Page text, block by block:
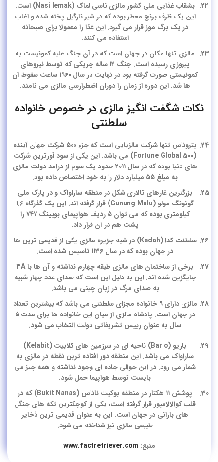
بشقاب غذایی ملی کشور مالزی ناسی لماک (Nasi lemak) است.
این یک ظرف برنج معطر بوده که در شیر نارگیل پخته شده و اغلب
در یک برگ موز قرار می گیرد. این غذا را معمولا برای صبحانه
استفاده می کنند.
مالزی تنها مکان در جهان است که در آن جنگ علیه کمونیست به
پیروزی رسیده است. جنگ ۱۲ ساله چریکی که توسط نیروهای
کمونیستی صورت گرفته بود در نهایت در سال ۱۹۶۰ ساعث سقوط آن
ها شد. این دوره از زمان را دوران اضطرارسی مالزی می نامند.
نکات شگفت انگیز مالزی در خصوص خانواده
سلطنتی
پتروناس تنها شرکت مالزیایی است که جزء ۵۰۰ شرکت جهان آینده
(Fortune Global 500) می باشد. این یکی از سود آورترین شرکت
های دنیا بوده که در سال ۲۰۱۱ حدود یک سوم از درامد دولت مالزی
به مبلغ ۵۵ میلیارد دلار را به خود اختصاص داده بود.
بزرگترین غارهای تالاری شکل در منطقه ساراواک و در پارک ملی
گونونگ مولو (Gunung Mulu) قرار گرفته اند. این یک گذرگاه ۱.۶
کیلومتری بوده که می توان ۵ ردیف هواپیمای بویینگ ۷۴۷ را
پشت هم در آن قرار داد.
سلطنت کدا (Kedah) در شبه جزیره مالزی یکی از قدیمی ترین ها
در جهان بوده که در سال ۱۱۳۶ تاسیس شده است.
برخی از ساختمان های مالزی طبقه چهارم نداشته و آن ها با ۳A
جایگزین شده اند. این به دلیل این است که صدای عدد چهار شبیه
به صدای مرگ در زبان چینی می باشد.
مالزی دارای ۹ خانواده مجزای سلطنتی می باشد که بیشترین تعداد
در جهان است. پادشاه مالزی از میان این خانواده ها برای مدت ۵
سال به عنوان رییس تشریفاتی دولت انتخاب می شود.
باریو (Bario) ناحیه ای در سرزمین های کلابیت (Kelabit)
ساراواک می باشد. این منطقه دور افتاده ترین نقطه در مالزی به
شمار می رود. در این حوالی جاده ای وجود نداشته و همه چیز می
بایست توسط هواپیما حمل شود.
پوشش ۱۱ هکتار در منطقه بوکیت ناناس (Bukit Nanas) که در
قلب کوالالامپور قرار گرفته است، یکی از کوچکترین تکه های جنگل
های بارانی در جهان است. این به عنوان قدیمی ترین ذخایر
طبیعی مالزی نیز شناخته می شود.
منبع: www.factretriever.com